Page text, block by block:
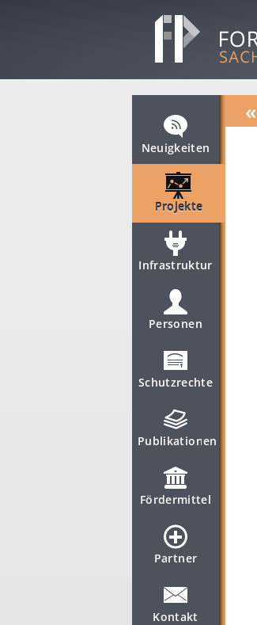
Neuigkeiten
Projekte
Infrastruktur
Personen
Schutzrechte
Publikationen
Fördermittel
Partner
Kontakt
«